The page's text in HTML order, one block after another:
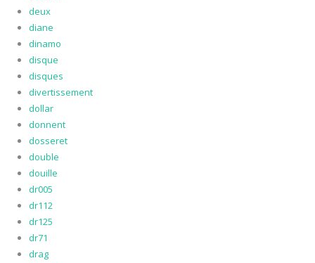
deux
diane
dinamo
disque
disques
divertissement
dollar
donnent
dosseret
double
douille
dr005
dr112
dr125
dr71
drag